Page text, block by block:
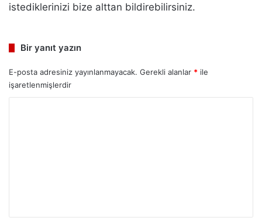
istediklerinizi bize alttan bildirebilirsiniz.
Bir yanıt yazın
E-posta adresiniz yayınlanmayacak. Gerekli alanlar * ile
işaretlenmişlerdir